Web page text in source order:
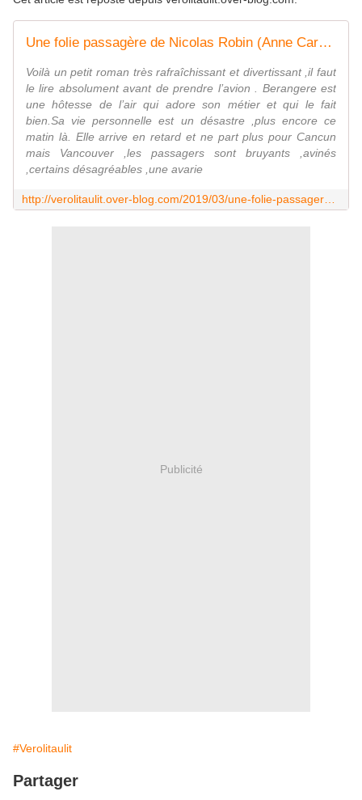
Une folie passagère de Nicolas Robin (Anne Carrere)
Voilà un petit roman très rafraîchissant et divertissant ,il faut
le lire absolument avant de prendre l’avion . Berangere est
une hôtesse de l’air qui adore son métier et qui le fait
bien.Sa vie personnelle est un désastre ,plus encore ce
matin là. Elle arrive en retard et ne part plus pour Cancun
mais Vancouver ,les passagers sont bruyants ,avinés
,certains désagréables ,une avarie
Publicité
#Verolitaulit
Partager